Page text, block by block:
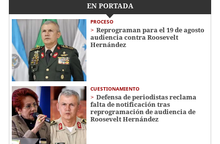
EN PORTADA
PROCESO
Reprograman para el 19 de agosto
audiencia contra Roosevelt
Hernández
CUESTIONAMIENTO
Defensa de periodistas reclama
falta de notificación tras
reprogramación de audiencia de
Roosevelt Hernández